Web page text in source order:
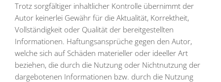
Trotz sorgfältiger inhaltlicher Kontrolle übernimmt der
Autor keinerlei Gewähr für die Aktualität, Korrektheit,
Vollständigkeit oder Qualität der bereitgestellten
Informationen. Haftungsansprüche gegen den Autor,
welche sich auf Schäden materieller oder ideeller Art
beziehen, die durch die Nutzung oder Nichtnutzung der
dargebotenen Informationen bzw. durch die Nutzung